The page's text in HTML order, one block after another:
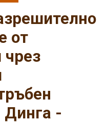
от
чрез
Динга -